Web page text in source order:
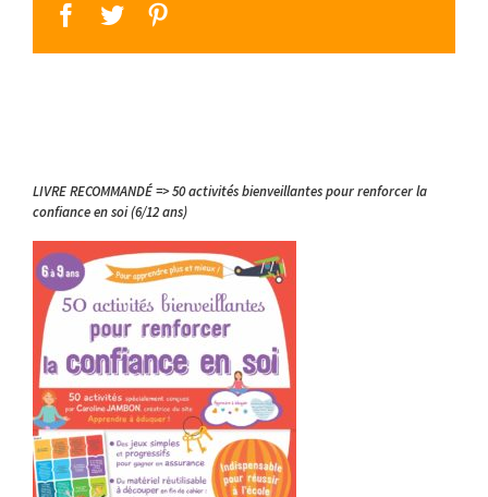
facebook
twitter
LIVRE RECOMMANDÉ => 50 activités bienveillantes pour renforcer la
confiance en soi (6/12 ans)